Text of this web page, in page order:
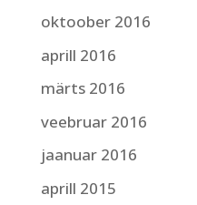
oktoober 2016
aprill 2016
märts 2016
veebruar 2016
jaanuar 2016
aprill 2015